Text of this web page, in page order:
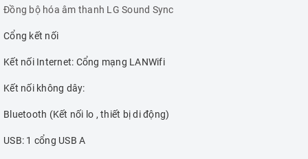
Đồng bộ hóa âm thanh LG Sound Sync
Cổng kết nối
Kết nối Internet: Cổng mạng LANWifi
Kết nối không dây:
Bluetooth (Kết nối lo , thiết bị di động)
USB: 1 cổng USB A